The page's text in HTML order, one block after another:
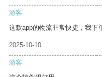
游客
这款app的物流非常快捷，我下
2025-10-10
游客